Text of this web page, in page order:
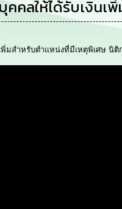
คลให้ได้รับเงิน
มสำหรับตำแหน่งที่มีเหตุพิเศษ นิติ